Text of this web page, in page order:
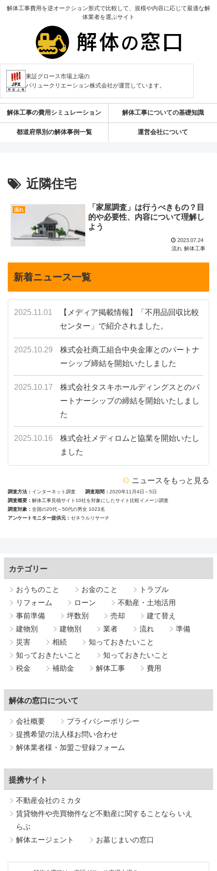
解体工事費用を逆オークション形式で比較して、規模や内容に応じて最適な解
体業者を選ぶサイト
東証グロース市場上場の
バリュークリエーション株式会社が運営しています。
解体工事の費用シミュレーション 解体工事についての基礎知識
都道府県別の解体事例一覧 運営会社について
近隣住宅
流れ
「家屋調査」は行うべきもの？目
的や必要性、内容について理解し
よう
2023.07.24
流れ 解体工事
新着ニュース一覧
2025.11.01
【メディア掲載情報】「不用品回収比較
センター」で紹介されました。
2025.10.29
株式会社商工組合中央金庫とのパートナ
ーシップ締結を開始いたしました
2025.10.17
株式会社タスキホールディングスとのパ
ートナーシップの締結を開始いたしまし
た
2025.10.16
株式会社メディロムと協業を開始いたし
ました
ニュースをもっと見る
調査方法 インターネット調査 調査期間
2020年11月4日～5日
調査概要
解体工事見積サイト10社を対象にしたサイト比較イメージ調査
調査対象
全国の20代～50代の男女 1023名
アンケートモニター提供元
ゼネラルリサーチ
カテゴリー
おうちのこと お金のこと
トラブル
リフォーム
ローン
不動産・土地活用
事前準備
坪数別 売却
建て替え
建物別
建物別 業者 流れ
準備
災害
相続
知っておきたいこと
知っておきたいこと
知っておきたいこと
税金
補助金 解体工事 費用
解体の窓口について
会社概要
プライバシーポリシー
提携希望の法人様お問い合わせ
解体業者様・加盟ご登録フォーム
提携サイト
不動産会社のミカタ
賃貸物件や売買物件など不動産に関することなら いえ
らぶ
解体エージェント
お墓じまいの窓口